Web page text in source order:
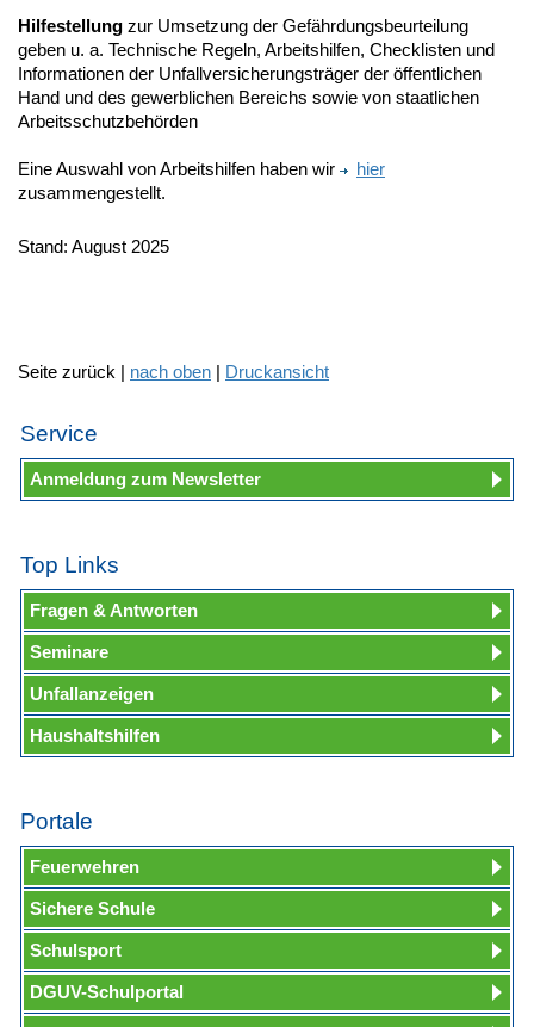
Hilfestellung zur Umsetzung der Gefährdungsbeurteilung
geben u. a. Technische Regeln, Arbeitshilfen, Checklisten und
Informationen der Unfallversicherungsträger der öffentlichen
Hand und des gewerblichen Bereichs sowie von staatlichen
Arbeitsschutzbehörden
Eine Auswahl von Arbeitshilfen haben wir
hier
zusammengestellt.
Stand: August 2025
Seite zurück | nach oben | Druckansicht
Service
Anmeldung zum Newsletter
Top Links
Fragen & Antworten
Seminare
Unfallanzeigen
Haushaltshilfen
Portale
Feuerwehren
Sichere Schule
Schulsport
DGUV-Schulportal